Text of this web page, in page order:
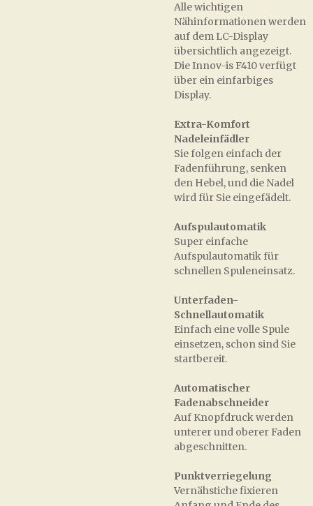
Alle wichtigen
Nähinformationen werden
auf dem LC-Display
übersichtlich angezeigt.
Die Innov-is F410 verfügt
über ein einfarbiges
Display.
Extra-Komfort
Nadeleinfädler
Sie folgen einfach der
Fadenführung, senken
den Hebel, und die Nadel
wird für Sie eingefädelt.
Aufspulautomatik
Super einfache
Aufspulautomatik für
schnellen Spuleneinsatz.
Unterfaden-
Schnellautomatik
Einfach eine volle Spule
einsetzen, schon sind Sie
startbereit.
Automatischer
Fadenabschneider
Auf Knopfdruck werden
unterer und oberer Faden
abgeschnitten.
Punktverriegelung
Vernähstiche fixieren